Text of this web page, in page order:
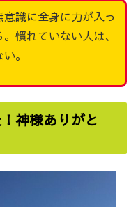
識に全身に力が入っ
慣れていない人は、
。
神様ありがと